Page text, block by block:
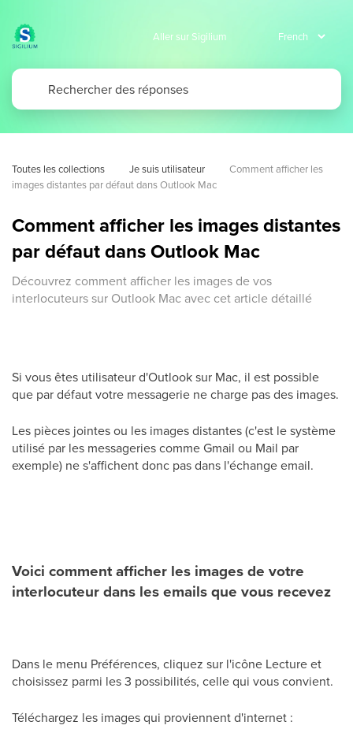
Aller sur Sigilium
Toutes les collections Je suis utilisateur
Comment afficher les
images distantes par défaut dans Outlook Mac
Comment afficher les images distantes
par défaut dans Outlook Mac
Découvrez comment afficher les images de vos
interlocuteurs sur Outlook Mac avec cet article détaillé
Si vous êtes utilisateur d'Outlook sur Mac, il est possible
que par défaut votre messagerie ne charge pas des images.
Les pièces jointes ou les images distantes (c'est le système
utilisé par les messageries comme Gmail ou Mail par
exemple) ne s'affichent donc pas dans l'échange email.
Voici comment afficher les images de votre
interlocuteur dans les emails que vous recevez
Dans le menu Préférences, cliquez sur l'icône Lecture et
choisissez parmi les 3 possibilités, celle qui vous convient.
Téléchargez les images qui proviennent d'internet :